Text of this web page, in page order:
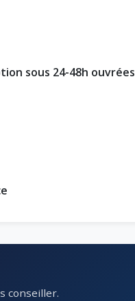
sous 24-48h ouvrées
conseiller.